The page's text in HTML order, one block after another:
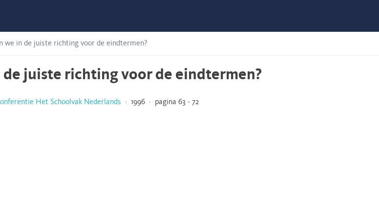
we in de juiste richting voor de eindtermen?
de juiste richting voor de eindtermen?
Het Schoolvak Nederlands · 1996 · pagina 63 - 72